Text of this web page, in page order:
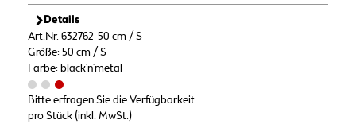
Details
Art.Nr. 632762-50 cm / S
Größe: 50 cm / S
Farbe: black'n'metal
Bitte erfragen Sie die Verfügbarkeit
pro Stück (inkl. MwSt.)